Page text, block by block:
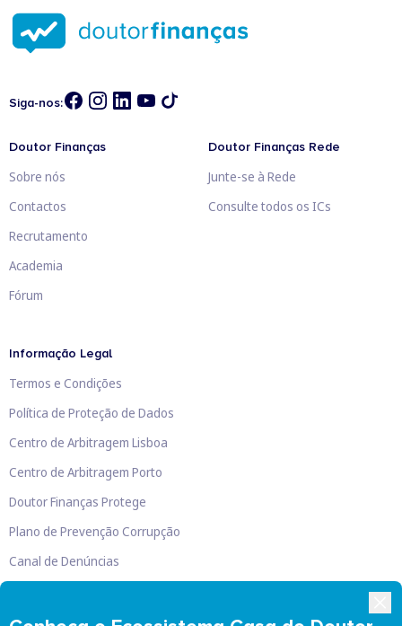
Siga-nos:
Doutor Finanças
Sobre nós
Contactos
Recrutamento
Academia
Fórum
Doutor Finanças Rede
Junte-se à Rede
Consulte todos os ICs
Informação Legal
Termos e Condições
Política de Proteção de Dados
Centro de Arbitragem Lisboa
Centro de Arbitragem Porto
Doutor Finanças Protege
Plano de Prevenção Corrupção
Canal de Denúncias